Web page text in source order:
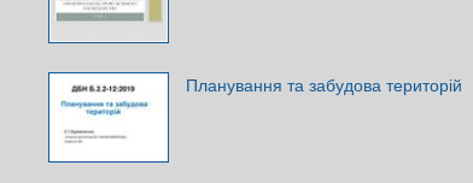
Планування та забудова територій